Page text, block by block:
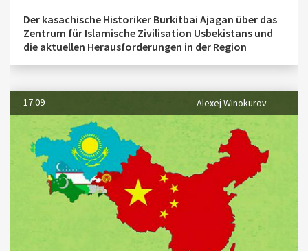
Der kasachische Historiker Burkitbai Ajagan über das
Zentrum für Islamische Zivilisation Usbekistans und
die aktuellen Herausforderungen in der Region
17.09 Alexej Winokurov